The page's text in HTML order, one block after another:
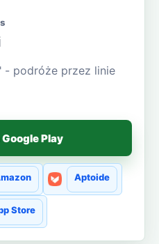
- podróże przez linie
Play
Aptoide
Store